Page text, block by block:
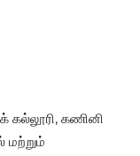
கல்லூரி, கணினி
மற்றும்